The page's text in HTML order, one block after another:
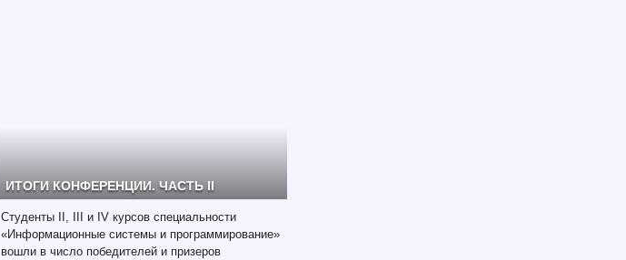
ИТОГИ КОНФЕРЕНЦИИ. ЧАСТЬ II
Студенты II, III и IV курсов специальности
«Информационные системы и программирование»
вошли в число победителей и призеров